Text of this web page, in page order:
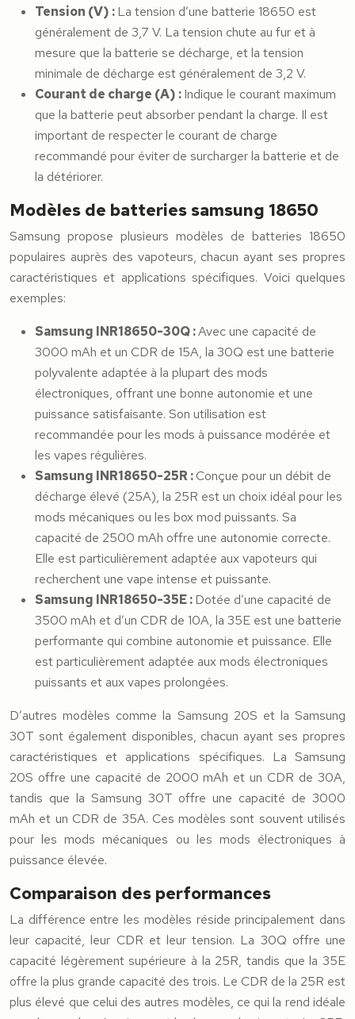
Tension (V) :La tension d’une batterie 18650 est
généralement de 3,7 V. La tension chute au fur et à
mesure que la batterie se décharge, et la tension
minimale de décharge est généralement de 3,2 V.
Courant de charge (A) :Indique le courant maximum
que la batterie peut absorber pendant la charge. Il est
important de respecter le courant de charge
recommandé pour éviter de surcharger la batterie et de
la détériorer.
Modèles de batteries samsung 18650
Samsung propose plusieurs modèles de batteries 18650
populaires auprès des vapoteurs, chacun ayant ses propres
caractéristiques et applications spécifiques. Voici quelques
exemples:
Samsung INR18650-30Q :Avec une capacité de
3000 mAh et un CDR de 15A, la 30Q est une batterie
polyvalente adaptée à la plupart des mods
électroniques, offrant une bonne autonomie et une
puissance satisfaisante. Son utilisation est
recommandée pour les mods à puissance modérée et
les vapes régulières.
Samsung INR18650-25R :Conçue pour un débit de
décharge élevé (25A), la 25R est un choix idéal pour les
mods mécaniques ou les box mod puissants. Sa
capacité de 2500 mAh offre une autonomie correcte.
Elle est particulièrement adaptée aux vapoteurs qui
recherchent une vape intense et puissante.
Samsung INR18650-35E :Dotée d’une capacité de
3500 mAh et d’un CDR de 10A, la 35E est une batterie
performante qui combine autonomie et puissance. Elle
est particulièrement adaptée aux mods électroniques
puissants et aux vapes prolongées.
D’autres modèles comme la Samsung 20S et la Samsung
30T sont également disponibles, chacun ayant ses propres
caractéristiques et applications spécifiques. La Samsung
20S offre une capacité de 2000 mAh et un CDR de 30A,
tandis que la Samsung 30T offre une capacité de 3000
mAh et un CDR de 35A. Ces modèles sont souvent utilisés
pour les mods mécaniques ou les mods électroniques à
puissance élevée.
Comparaison des performances
La différence entre les modèles réside principalement dans
leur capacité, leur CDR et leur tension. La 30Q offre une
capacité légèrement supérieure à la 25R, tandis que la 35E
offre la plus grande capacité des trois. Le CDR de la 25R est
plus élevé que celui des autres modèles, ce qui la rend idéale